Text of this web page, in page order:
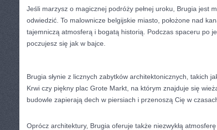
Jeśli marzysz ‌o magicznej⁣ podróży pełnej uroku, Brugia jest
odwiedzić. To malownicze⁣ belgijskie miasto, położone ‌nad
tajemniczą atmosferą i bogatą historią. Podczas spaceru po
poczujesz się jak w bajce.
Brugia ⁢słynie z licznych zabytków⁣ architektonicznych, takich
Krwi czy piękny ⁤plac Grote ⁣Markt, ⁣na którym znajduje się
budowle‍ zapierają dech w piersiach i przenoszą Cię w
Oprócz architektury, Brugia oferuje ​także niezwykłą